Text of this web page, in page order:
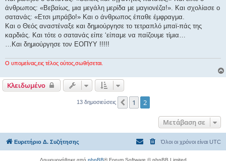
άνθρωπος: «Βεβαίως, μια μεγάλη μερίδα με μαγιονέζα!». Kαι σχολίασε ο
σατανάς: «Ετσι μπράβο!» Και ο άνθρωπος έπαθε έμφραγμα.
Και ο Θεός αναστέναξε και δημιούργησε το τετραπλό μπαϊ-πάς της
καρδιάς. Και τότε ο σατανάς είπε ‘είπαμε να παίζουμε τίμια…
…Και δημιούργησε τον ΕΟΠΥΥ !!!!!
Ο υπομείνας,εις τέλος ούτος,σωθήσεται.
Κλειδωμένο
13 δημοσιεύσεις Προηγούμενη
1 2
Μετάβαση σε
Ευρετήριο Δ. Συζήτησης Όλοι οι χρόνοι είναι UTC
Δημιουργήθηκε από phpBB® Forum Software © phpBB Limited